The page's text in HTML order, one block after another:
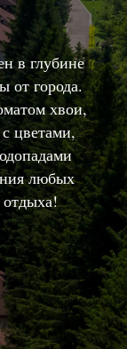
в глубине
от города.
хвои,
цветами,
любых